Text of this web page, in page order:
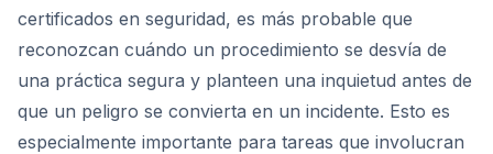
certificados en seguridad, es más probable que
reconozcan cuándo un procedimiento se desvía de
una práctica segura y planteen una inquietud antes de
que un peligro se convierta en un incidente. Esto es
especialmente importante para tareas que involucran